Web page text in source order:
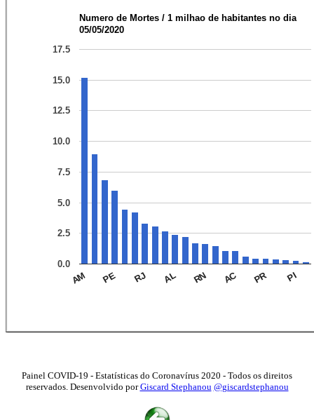
Numero de Mortes / 1 milhao de habitantes no dia
05/05/2020
AM PE RJ AL RN AC PR PI
0.0
2.5
5.0
7.5
10.0
12.5
15.0
17.5
Painel COVID-19 - Estatísticas do Coronavírus 2020 - Todos os direitos
reservados. Desenvolvido porGiscard Stephanou @giscardstephanou